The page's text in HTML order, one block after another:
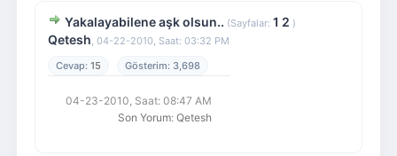
Yakalayabilene aşk olsun.. (Sayfalar: 1 2 )
Qetesh, 04-22-2010, Saat: 03:32 PM
15
3,698
04-23-2010, Saat: 08:47 AM
Son Yorum: Qetesh